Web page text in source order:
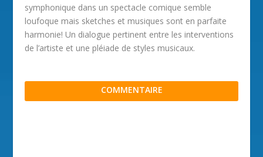
symphonique dans un spectacle comique semble
loufoque mais sketches et musiques sont en parfaite
harmonie! Un dialogue pertinent entre les interventions
de l’artiste et une pléiade de styles musicaux.
COMMENTAIRE